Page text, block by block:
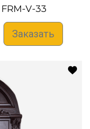
FRM-V-33
Заказать